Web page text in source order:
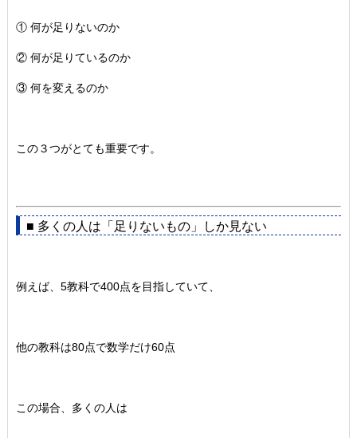
① 何が足りないのか
② 何が足りているのか
③ 何を変えるのか
この３つがとても重要です。
■ 多くの人は「足りないもの」しか見ない
例えば、5教科で400点を目指していて、
他の教科は80点で数学だけ60点
この場合、多くの人は